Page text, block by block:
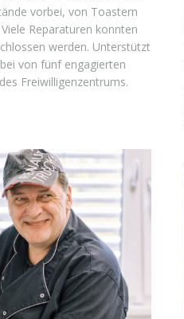
vorbei, von Toastern
Reparaturen konnten
werden. Unterstützt
von fünf engagierten
Freiwilligenzentrums.